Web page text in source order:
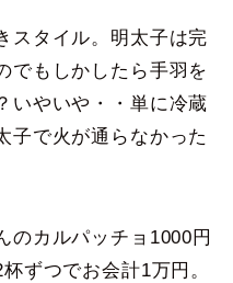
スタイル。明太子は完
でもしかしたら手羽を
いやいや・・単に冷蔵
子で火が通らなかった
のカルパッチョ1000円
ずつでお会計1万円。